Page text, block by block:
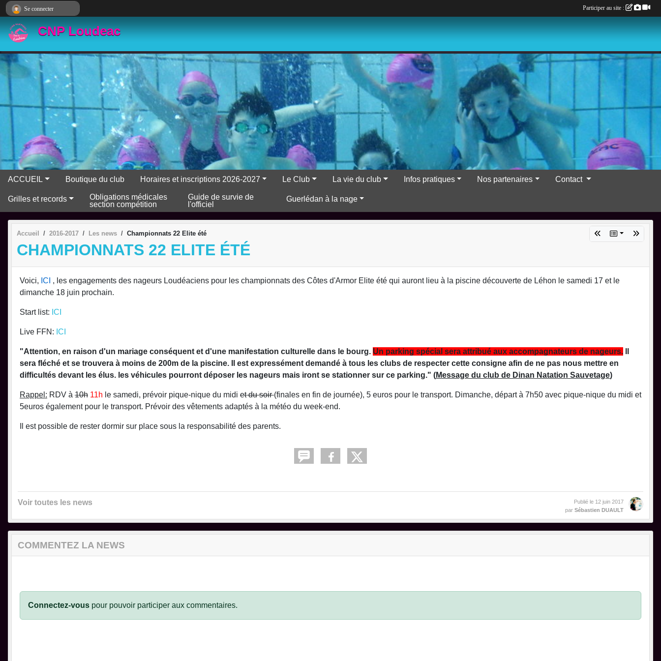
CNP Loudeac
ACCUEIL Boutique du club Horaires et inscriptions 2026-2027 Le Club La vie du club Infos pratiques Nos partenaires Contact
Grilles et records
Obligations médicales
section compétition
Guide de survie de
l'officiel
Guerlédan à la nage
Accueil 2016-2017 Les news Championnats 22 Elite été
CHAMPIONNATS 22 ELITE ÉTÉ
Voici, ICI , les engagements des nageurs Loudéaciens pour les championnats des Côtes d'Armor Elite été qui auront lieu à la piscine découverte de Léhon le samedi 17 et le
dimanche 18 juin prochain.
Start list: ICI
Live FFN: ICI
"Attention, en raison d'un mariage conséquent et d'une manifestation culturelle dans le bourg. Un parking spécial sera attribué aux accompagnateurs de nageurs.
sera fléché et se trouvera à moins de 200m de la piscine. Il est expressément demandé à tous les clubs de respecter cette consigne afin de ne pas nous mettre en
difficultés devant les élus. les véhicules pourront déposer les nageurs mais iront se stationner sur ce parking." (Message du club de Dinan Natation Sauvetage)
Rappel: RDV à 10h 11h le samedi, prévoir pique-nique du midi et du soir(finales en fin de journée), 5 euros pour le transport. Dimanche, départ à 7h50 avec pique-nique du midi et
5euros également pour le transport. Prévoir des vêtements adaptés à la météo du week-end.
Il est possible de rester dormir sur place sous la responsabilité des parents.
Voir toutes les news Publié le 12 juin 2017
par Sébastien DUAULT
COMMENTEZ LA NEWS
Connectez-vous pour pouvoir participer aux commentaires.
Se connecter Participer au site :
Panneau de gestion des cookies